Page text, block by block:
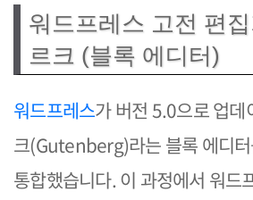
워드프레스 고전 편
르크 (블록 에디터)
워드프레스가 버전 5.0으로 업
크(Gutenberg)라는 블록 에디
통합했습니다. 이 과정에서 워드